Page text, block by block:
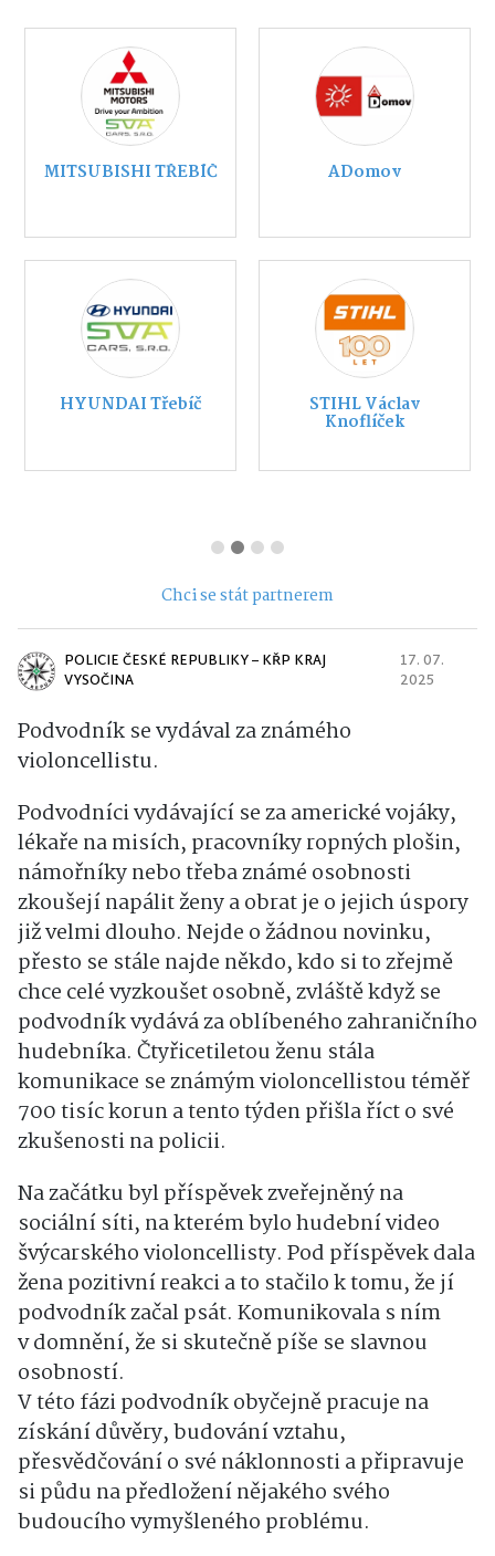
MITSUBISHI TŘEBÍČ ADomov
HYUNDAI Třebíč STIHL Václav
Knoflíček
Chci se stát partnerem
POLICIE ČESKÉ REPUBLIKY – KŘP KRAJ
VYSOČINA
17. 07.
2025
Podvodník se vydával za známého
violoncellistu.
Podvodníci vydávající se za americké vojáky,
lékaře na misích, pracovníky ropných plošin,
námořníky nebo třeba známé osobnosti
zkoušejí napálit ženy a obrat je o jejich úspory
již velmi dlouho. Nejde o žádnou novinku,
přesto se stále najde někdo, kdo si to zřejmě
chce celé vyzkoušet osobně, zvláště když se
podvodník vydává za oblíbeného zahraničního
hudebníka. Čtyřicetiletou ženu stála
komunikace se známým violoncellistou téměř
700 tisíc korun a tento týden přišla říct o své
zkušenosti na policii.
Na začátku byl příspěvek zveřejněný na
sociální síti, na kterém bylo hudební video
švýcarského violoncellisty. Pod příspěvek dala
žena pozitivní reakci a to stačilo k tomu, že jí
podvodník začal psát. Komunikovala s ním
v domnění, že si skutečně píše se slavnou
osobností.
V této fázi podvodník obyčejně pracuje na
získání důvěry, budování vztahu,
přesvědčování o své náklonnosti a připravuje
si půdu na předložení nějakého svého
budoucího vymyšleného problému.